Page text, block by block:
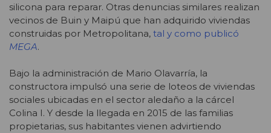
silicona para reparar. Otras denuncias similares realizan
vecinos de Buin y Maipú que han adquirido viviendas
construidas por Metropolitana, tal y como publicó
MEGA.
Bajo la administración de Mario Olavarría, la
constructora impulsó una serie de loteos de viviendas
sociales ubicadas en el sector aledaño a la cárcel
Colina I. Y desde la llegada en 2015 de las familias
propietarias, sus habitantes vienen advirtiendo